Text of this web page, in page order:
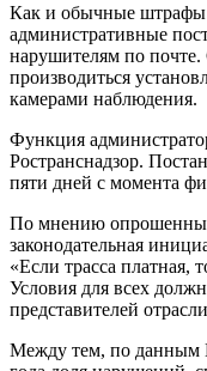
Как и обычные
административные
нарушителям по
производиться
камерами наблюдения.
Функция
Ространснадзор.
пяти дней с момента
По мнению
законодательная
«Если трасса платная,
Условия для всех
представителей
Между тем, по данным